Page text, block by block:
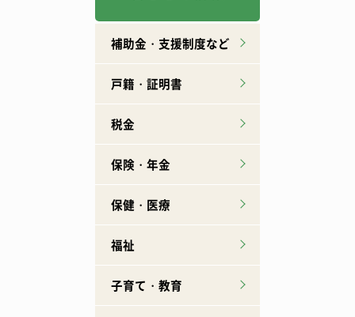
補助金・支援制度など
戸籍・証明書
税金
保険・年金
保健・医療
福祉
子育て・教育